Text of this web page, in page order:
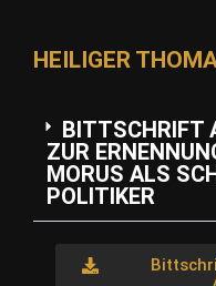
HEILIGER
BITTSCHRIFT
ZUR
MORUS ALS
POLITIKER